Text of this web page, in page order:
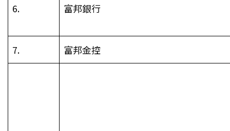
6. 富邦銀行
7. 富邦金控